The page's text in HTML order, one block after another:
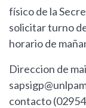
físico de la
solicitar turno
horario de
Direccion de
contacto